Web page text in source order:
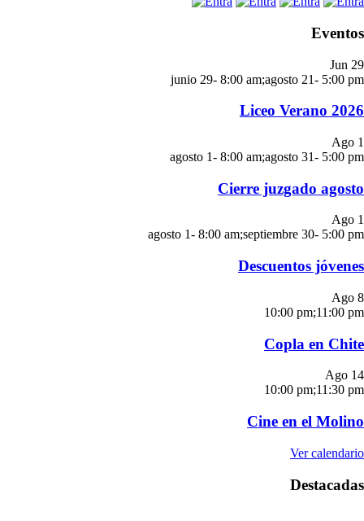
Eventos
Jun 29
junio 29- 8:00 am;agosto 21- 5:00 pm
Liceo Verano 2026
Ago 1
agosto 1- 8:00 am;agosto 31- 5:00 pm
Cierre juzgado agosto
Ago 1
agosto 1- 8:00 am;septiembre 30- 5:00 pm
Descuentos jóvenes
Ago 8
10:00 pm;11:00 pm
Copla en Chite
Ago 14
10:00 pm;11:30 pm
Cine en el Molino
Ver calendario
Destacadas